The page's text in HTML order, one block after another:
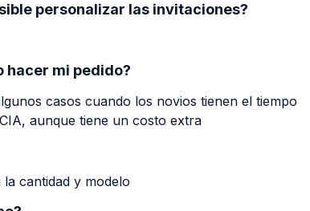
personalizar las invitaciones?
hacer mi pedido?
casos cuando los novios tienen el tiempo
aunque tiene un costo extra
cantidad y modelo